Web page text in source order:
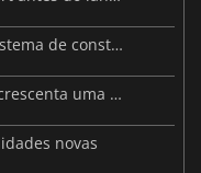
Subnautica 2 apresenta um novo sistema de construção de bases
O primeiro DLC de Borderlands 4 acrescenta uma nova personagem e muito mais
novas